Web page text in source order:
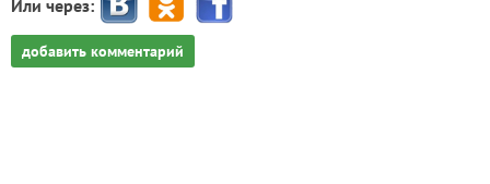
Или через:
добавить комментарий